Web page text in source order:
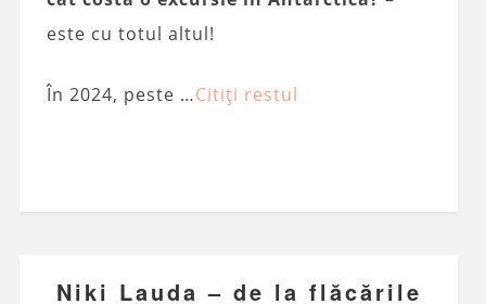
este cu totul altul!
În 2024, peste …Citiți restul
Niki Lauda – de la flăcările